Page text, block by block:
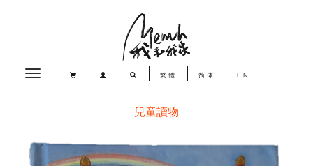
Toggle
繁體 简体 EN
兒童讀物